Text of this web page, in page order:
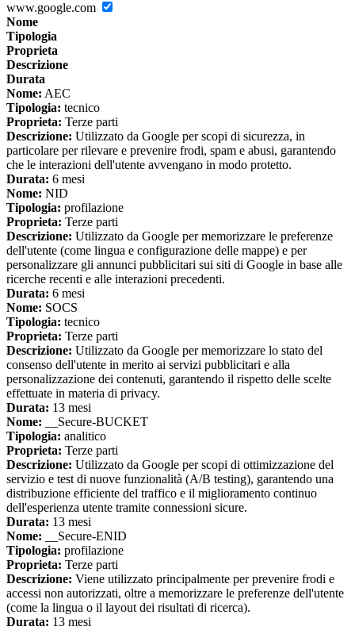
www.google.com
Nome
Tipologia
Proprieta
Descrizione
Durata
Nome: AEC
Tipologia: tecnico
Proprieta: Terze parti
Descrizione: Utilizzato da Google per scopi di sicurezza, in
particolare per rilevare e prevenire frodi, spam e abusi, garantendo
che le interazioni dell'utente avvengano in modo protetto.
Durata: 6 mesi
Nome: NID
Tipologia: profilazione
Proprieta: Terze parti
Descrizione: Utilizzato da Google per memorizzare le preferenze
dell'utente (come lingua e configurazione delle mappe) e per
personalizzare gli annunci pubblicitari sui siti di Google in base alle
ricerche recenti e alle interazioni precedenti.
Durata: 6 mesi
Nome: SOCS
Tipologia: tecnico
Proprieta: Terze parti
Descrizione: Utilizzato da Google per memorizzare lo stato del
consenso dell'utente in merito ai servizi pubblicitari e alla
personalizzazione dei contenuti, garantendo il rispetto delle scelte
effettuate in materia di privacy.
Durata: 13 mesi
Nome: __Secure-BUCKET
Tipologia: analitico
Proprieta: Terze parti
Descrizione: Utilizzato da Google per scopi di ottimizzazione del
servizio e test di nuove funzionalità (A/B testing), garantendo una
distribuzione efficiente del traffico e il miglioramento continuo
dell'esperienza utente tramite connessioni sicure.
Durata: 13 mesi
Nome: __Secure-ENID
Tipologia: profilazione
Proprieta: Terze parti
Descrizione: Viene utilizzato principalmente per prevenire frodi e
accessi non autorizzati, oltre a memorizzare le preferenze dell'utente
(come la lingua o il layout dei risultati di ricerca).
Durata: 13 mesi